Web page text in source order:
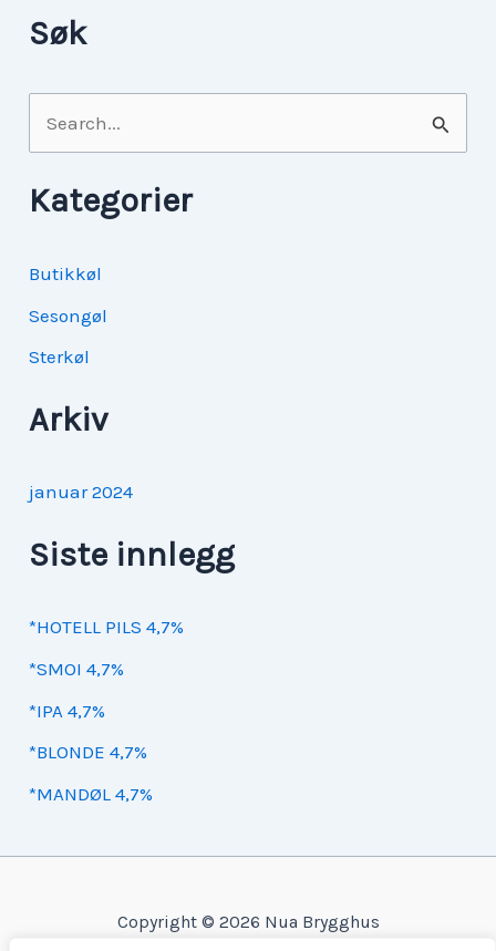
Søk
ø
kKategorier
Butikkøl
Sesongøl
Sterkøl
Arkiv
januar 2024
Siste innlegg
*HOTELL PILS 4,7%
*SMOI 4,7%
*IPA 4,7%
*BLONDE 4,7%
*MANDØL 4,7%
Copyright © 2026 Nua Brygghus